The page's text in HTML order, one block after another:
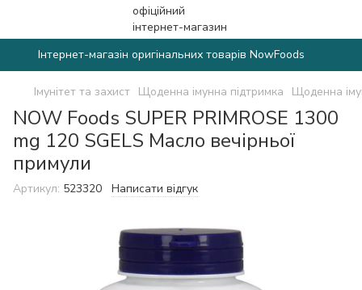
Інтернет-магазін оригінальних товарів NowFoods
Імунітет та захист Щоденна імунна підтримка Щоденна
NOW Foods SUPER PRIMROSE 1300
mg 120 SGELS Масло вечірньої
примули
Артикул: 523320 Написати відгук